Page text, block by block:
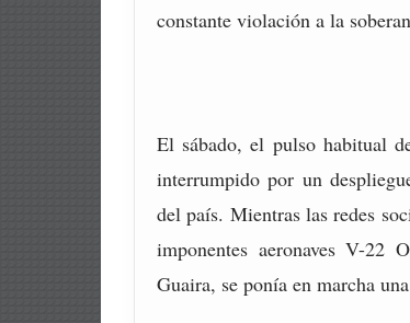
constante violación a la
El sábado, el pulso habitual
interrumpido por un
del país. Mientras las redes
imponentes aeronaves V-
Guaira, se ponía en marcha